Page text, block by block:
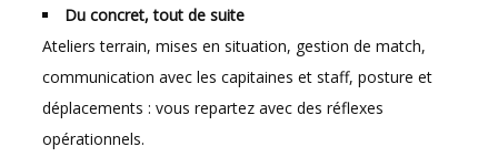
Du concret, tout de suite
Ateliers terrain, mises en situation, gestion de match,
communication avec les capitaines et staff, posture et
déplacements : vous repartez avec des réflexes
opérationnels.